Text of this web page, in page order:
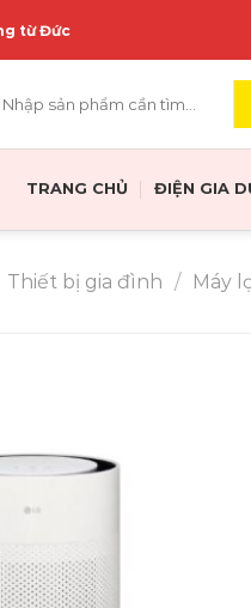
từ Đức
TRANG CHỦ ĐIỆN GIA
Thiết bị gia đình / Máy